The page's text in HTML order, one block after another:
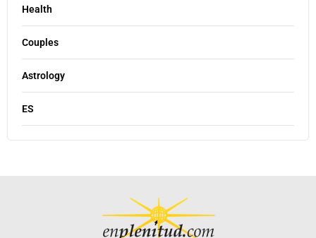
Health
Couples
Astrology
ES